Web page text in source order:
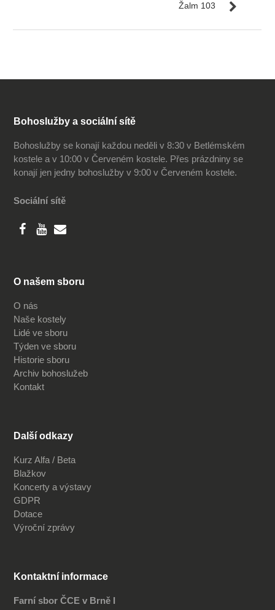
Žalm 103
Bohoslužby a sociální sítě
Bohoslužby se konají každou neděli v 8:30 v Betlémském
kostele a v 10:00 v Červeném kostele. Přes prázdniny se
konají jen jedny bohoslužby v 9:00 v Červeném kostele.
Sociální sítě
O našem sboru
O nás
Naše kostely
Lidé ve sboru
Týden ve sboru
Historie sboru
Archiv bohoslužeb
Kontakt
Další odkazy
Kurz Alfa / Beta
Blažkov
Koncerty a výstavy
GDPR
Dotace
Výroční zprávy
Kontaktní informace
Farní sbor ČCE v Brně I